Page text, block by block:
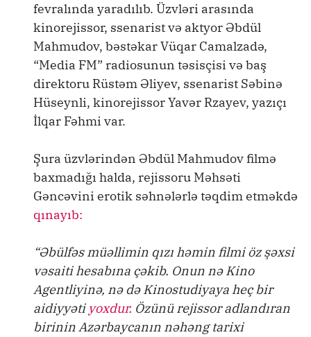
fevralında yaradılıb. Üzvləri arasında
kinorejissor, ssenarist və aktyor Əbdül
Mahmudov, bəstəkar Vüqar Camalzadə,
“Media FM” radiosunun təsisçisi və baş
direktoru Rüstəm Əliyev, ssenarist Səbinə
Hüseynli, kinorejissor Yavər Rzayev, yazıçı
İlqar Fəhmi var.
Şura üzvlərindən Əbdül Mahmudov filmə
baxmadığı halda, rejissoru Məhsəti
Gəncəvini erotik səhnələrlə təqdim etməkdə
qınayıb:
“Əbülfəs müəllimin qızı həmin filmi öz şəxsi
vəsaiti hesabına çəkib. Onun nə Kino
Agentliyinə, nə də Kinostudiyaya heç bir
aidiyyəti yoxdur. Özünü rejissor adlandıran
birinin Azərbaycanın nəhəng tarixi